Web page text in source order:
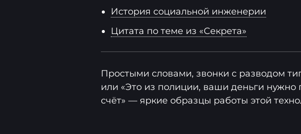
История социальной инженерии
Цитата по теме из «Секрета»
Простыми словами, звонки с разводом
или «Это из полиции, ваши деньги нужно
счёт» — яркие образцы работы этой